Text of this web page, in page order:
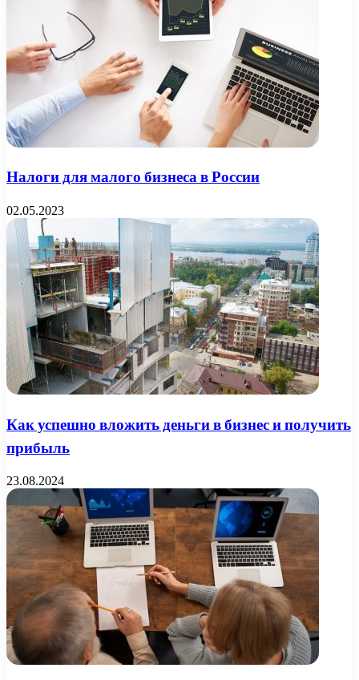
Налоги для малого бизнеса в России
02.05.2023
Как успешно вложить деньги в бизнес и получить
прибыль
23.08.2024